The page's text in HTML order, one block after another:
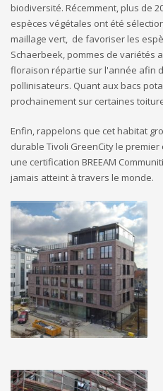
biodiversité. Récemment, plus de
espèces végétales ont été
maillage vert, de favoriser les
Schaerbeek, pommes de variétés
floraison répartie sur l'année afin
pollinisateurs. Quant aux bacs
prochainement sur certaines
Enfin, rappelons que cet habitat
durable Tivoli GreenCity le
une certification BREEAM
jamais atteint à travers le monde.